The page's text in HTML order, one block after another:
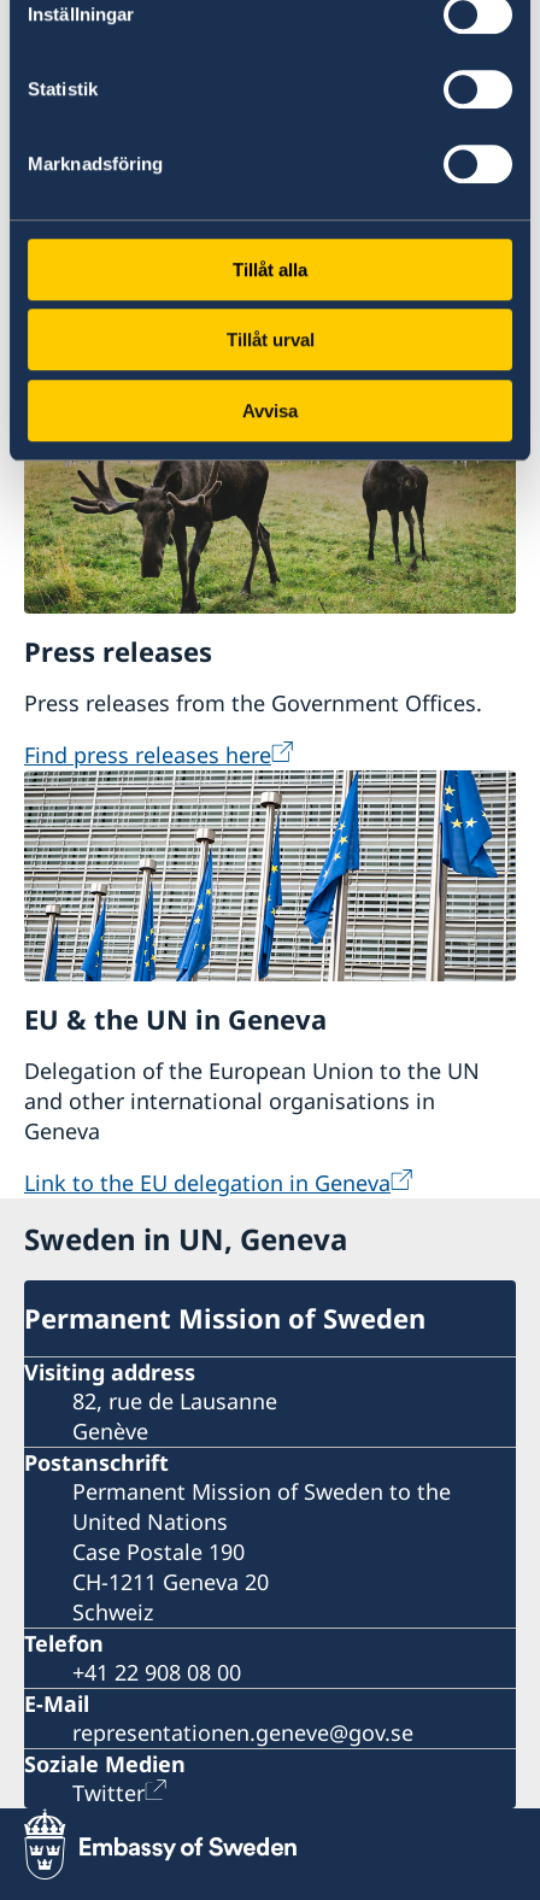
Inställningar
Statistik
Marknadsföring
Tillåt alla
Tillåt urval
Avvisa
@SweMFA
MFA Communications Department, Stockholm.
Find communication from the Swedish Ministry
for Foreign Affairs on X here
Press releases
Press releases from the Government Offices.
Find press releases here
EU & the UN in Geneva
Delegation of the European Union to the UN
and other international organisations in
Geneva
Link to the EU delegation in Geneva
Sweden in UN, Geneva
Permanent Mission of Sweden
Visiting address
82, rue de Lausanne
Genève
Postanschrift
Permanent Mission of Sweden to the
United Nations
Case Postale 190
CH-1211 Geneva 20
Schweiz
Telefon
+41 22 908 08 00
E-Mail
representationen.geneve@gov.se
Soziale Medien
Twitter